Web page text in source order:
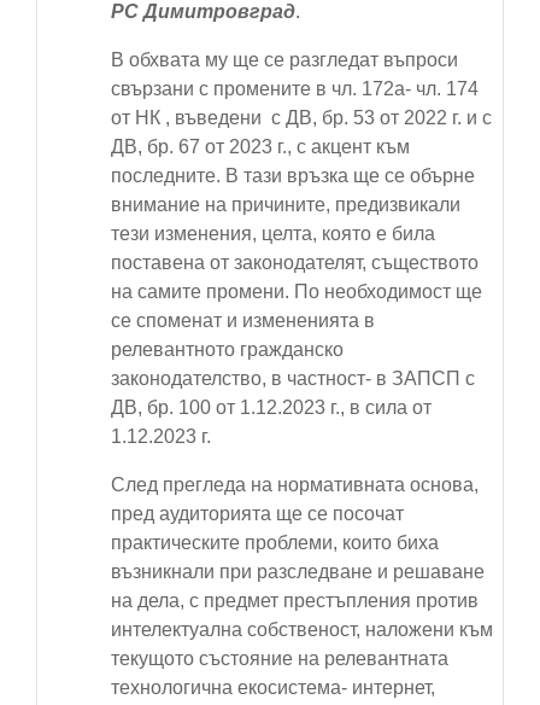
РС Димитровград.
В обхвата му ще се разгледат въпроси
свързани с промените в чл. 172а- чл. 174
от НК , въведени с ДВ, бр. 53 от 2022 г. и с
ДВ, бр. 67 от 2023 г., с акцент към
последните. В тази връзка ще се обърне
внимание на причините, предизвикали
тези изменения, целта, която е била
поставена от законодателят, съществото
на самите промени. По необходимост ще
се споменат и измененията в
релевантното гражданско
законодателство, в частност- в ЗАПСП с
ДВ, бр. 100 от 1.12.2023 г., в сила от
1.12.2023 г.
След прегледа на нормативната основа,
пред аудиторията ще се посочат
практическите проблеми, които биха
възникнали при разследване и решаване
на дела, с предмет престъпления против
интелектуална собственост, наложени към
текущото състояние на релевантната
технологична екосистема- интернет,